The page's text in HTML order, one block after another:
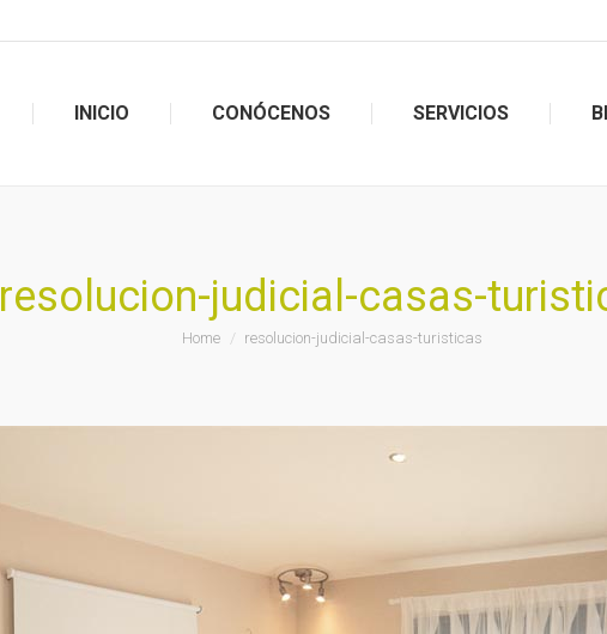
INICIO CONÓCENOS SERVICIOS
resolucion-judicial-casas-
You are here:
Home resolucion-judicial-casas-turisticas